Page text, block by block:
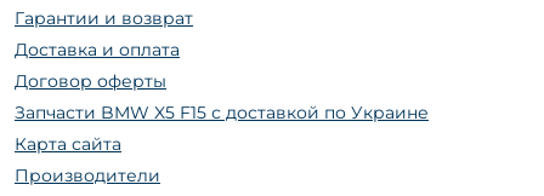
Гарантии и возврат
Доставка и оплата
Договор оферты
Запчасти BMW X5 F15 с доставкой по Украине
Карта сайта
Производители